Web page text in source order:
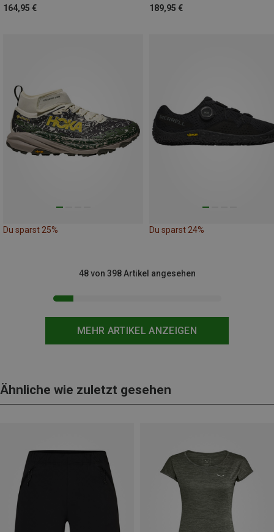
164,95 €
189,95 €
Du sparst 25% Du sparst 24%
MEHR ARTIKEL ANZEIGEN
48 von 398 Artikel angesehen
Ähnliche wie zuletzt gesehen